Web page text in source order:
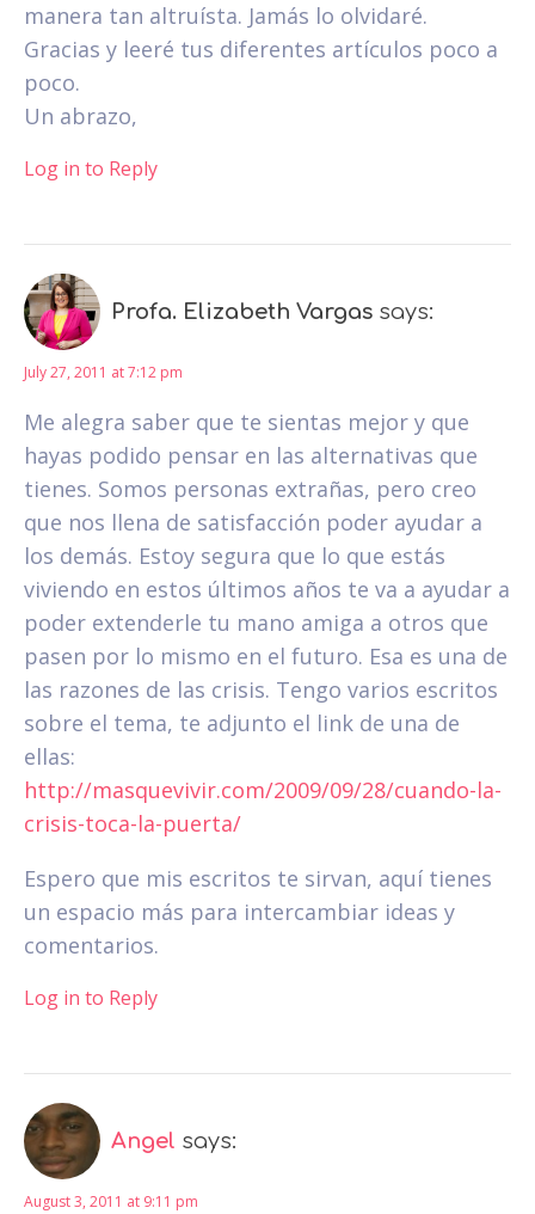
manera tan altruísta. Jamás lo olvidaré.
Gracias y leeré tus diferentes artículos poco a
poco.
Un abrazo,
Log in to Reply
Profa. Elizabeth Vargas says:
July 27, 2011 at 7:12 pm
Me alegra saber que te sientas mejor y que
hayas podido pensar en las alternativas que
tienes. Somos personas extrañas, pero creo
que nos llena de satisfacción poder ayudar a
los demás. Estoy segura que lo que estás
viviendo en estos últimos años te va a ayudar a
poder extenderle tu mano amiga a otros que
pasen por lo mismo en el futuro. Esa es una de
las razones de las crisis. Tengo varios escritos
sobre el tema, te adjunto el link de una de
ellas:
http://masquevivir.com/2009/09/28/cuando-la-
crisis-toca-la-puerta/
Espero que mis escritos te sirvan, aquí tienes
un espacio más para intercambiar ideas y
comentarios.
Log in to Reply
Angel says:
August 3, 2011 at 9:11 pm